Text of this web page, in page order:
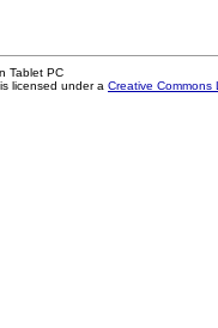
Tablet PC
licensed under a Creative Commons